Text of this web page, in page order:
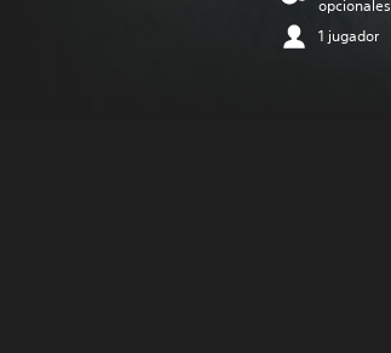
opcionales
1 jugador